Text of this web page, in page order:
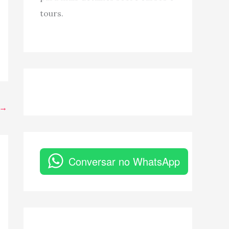
→
tours.
Conversar no WhatsApp